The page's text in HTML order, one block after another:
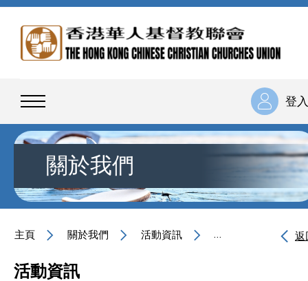
登入
關於我們
主頁 關於我們 活動資訊 第 1 屆培靈奮興大會
返
活動資訊